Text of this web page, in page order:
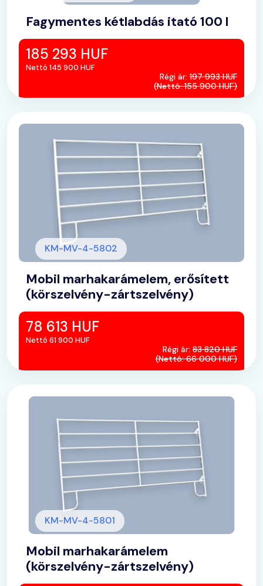
Fagymentes kétlabdás itató 100 l
185 293 HUF
Nettó 145 900 HUF
Régi ár: 197 993 HUF
(Nettó: 155 900 HUF)
KM-MV-4-5802
Mobil marhakarámelem, erősített
(körszelvény-zártszelvény)
78 613 HUF
Nettó 61 900 HUF
Régi ár: 83 820 HUF
(Nettó: 66 000 HUF)
KM-MV-4-5801
Mobil marhakarámelem
(körszelvény-zártszelvény)